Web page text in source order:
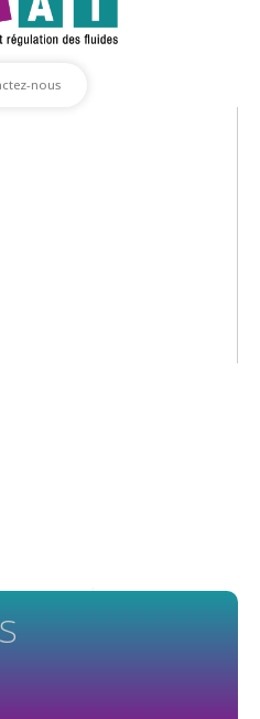
nous
de Devis